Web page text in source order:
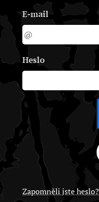
E-mail
Heslo
Zapomněli jste heslo?